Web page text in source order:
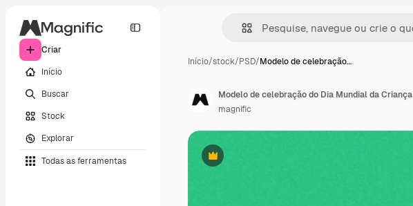
Criar
Início
Buscar
Stock
Explorar
Todas as ferramentas
Início/stock/PSD/Modelo de celebração…
Premium
Modelo de celebração do Dia Mundial da Criança
magnific